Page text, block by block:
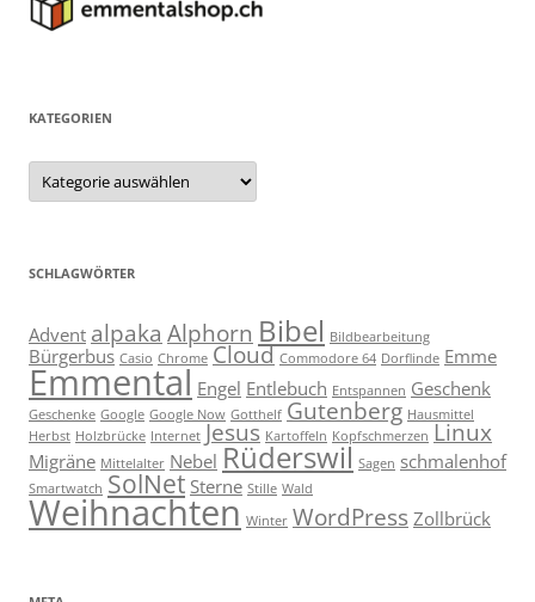
KATEGORIEN
Kategorien
SCHLAGWÖRTER
Advent alpaka Alphorn Bibel Bildbearbeitung
Bürgerbus Casio Chrome Cloud Commodore 64 Dorflinde Emme
Emmental Engel Entlebuch Entspannen Geschenk
Geschenke Google Google Now Gotthelf Gutenberg Hausmittel
Herbst Holzbrücke Internet Jesus Kartoffeln Kopfschmerzen Linux
Migräne Mittelalter Nebel Rüderswil Sagen schmalenhof
Smartwatch SolNet Sterne Stille Wald
Weihnachten Winter WordPress Zollbrück